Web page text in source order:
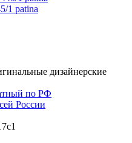
1 patina
дизайнерские
по РФ
России